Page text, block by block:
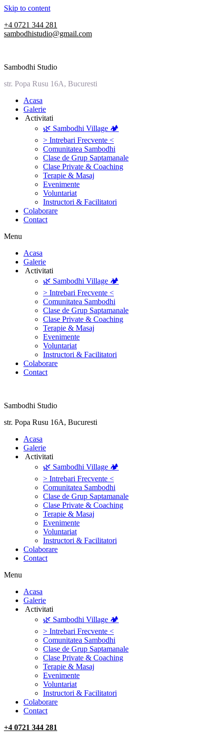
Skip to content
+4 0721 344 281
sambodhistudio@gmail.com
Sambodhi Studio
str. Popa Rusu 16A, Bucuresti
‎Acasa
Galerie
‎ ‎Activitati‎
🌿 Sambodhi Village 🏕️
> Intrebari Frecvente <
Comunitatea Sambodhi
Clase de Grup Saptamanale
Clase Private & Coaching
Terapie & Masaj
‎Evenimente
Voluntariat
‏‏‎Instructori & Facilitatori
Colaborare
Contact
Menu
‎Acasa
Galerie
‎ ‎Activitati‎
🌿 Sambodhi Village 🏕️
> Intrebari Frecvente <
Comunitatea Sambodhi
Clase de Grup Saptamanale
Clase Private & Coaching
Terapie & Masaj
‎Evenimente
Voluntariat
‏‏‎Instructori & Facilitatori
Colaborare
Contact
Sambodhi Studio
str. Popa Rusu 16A, Bucuresti
‎Acasa
Galerie
‎ ‎Activitati‎
🌿 Sambodhi Village 🏕️
> Intrebari Frecvente <
Comunitatea Sambodhi
Clase de Grup Saptamanale
Clase Private & Coaching
Terapie & Masaj
‎Evenimente
Voluntariat
‏‏‎Instructori & Facilitatori
Colaborare
Contact
Menu
‎Acasa
Galerie
‎ ‎Activitati‎
🌿 Sambodhi Village 🏕️
> Intrebari Frecvente <
Comunitatea Sambodhi
Clase de Grup Saptamanale
Clase Private & Coaching
Terapie & Masaj
‎Evenimente
Voluntariat
‏‏‎Instructori & Facilitatori
Colaborare
Contact
+4 0721 344 281